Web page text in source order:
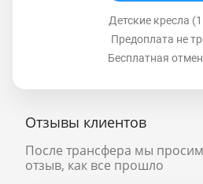
Детские кресла
Предоплата не
Бесплатная
Отзывы клиентов
После трансфера мы просим
отзыв, как все прошло